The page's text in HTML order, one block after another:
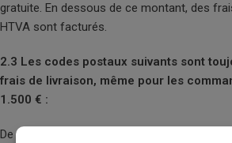
gratuite. En dessous de ce montant, des
HTVA sont facturés.
2.3 Les codes postaux suivants sont
frais de livraison, même pour les
1.500 € :
De À Lieu